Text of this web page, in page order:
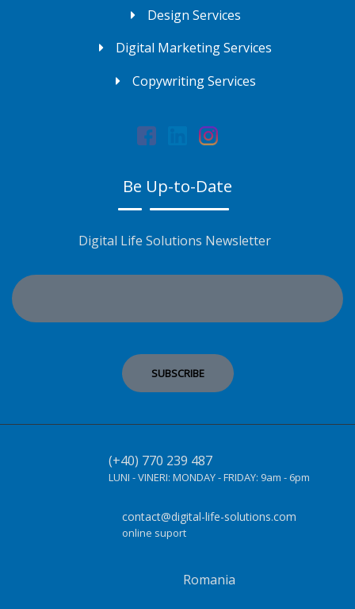
Design Services
Digital Marketing Services
Copywriting Services
Be Up-to-Date
Digital Life Solutions Newsletter
(+40) 770 239 487
LUNI - VINERI: MONDAY - FRIDAY: 9am - 6pm
contact@digital-life-solutions.com
online suport
Romania